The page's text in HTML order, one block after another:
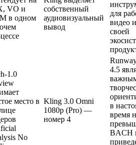
VO и
в одном
собственный
аудиовизуальный
вывод
для
видео
своей
1.0
место в
No
Kling 3.0 Omni
1080p (Pro) —
номер 4
4.5
в
время
BACH